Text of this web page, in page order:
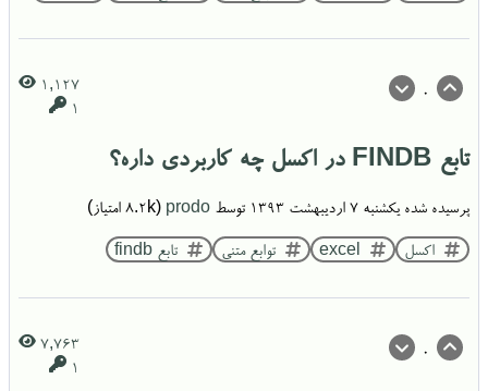
0
1,127
1
تابع FINDB در اکسل چه کاربردی داره؟
پرسیده شده یکشنبه ۷ اردیبهشت ۱۳۹۳ توسط prodo
(
8.2k امتیاز)
اکسل excel توابع متنی تابع findb
0
7,763
1